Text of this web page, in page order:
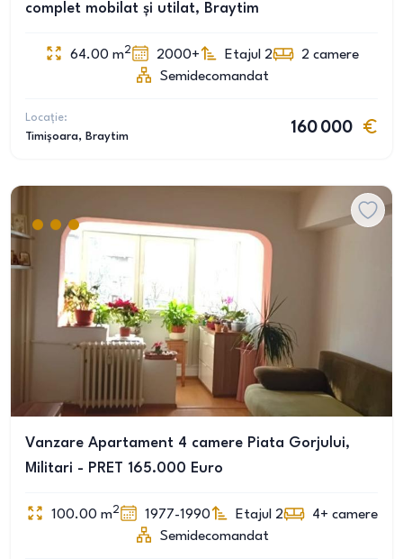
complet mobilat și utilat, Braytim
64.00 m2 2000+ Etajul 2 2 camere
Semidecomandat
Locație:
Timișoara, Braytim
160 000
Vanzare Apartament 4 camere Piata Gorjului,
Militari - PRET 165.000 Euro
100.00 m2 1977-1990 Etajul 2 4+ camere
Semidecomandat